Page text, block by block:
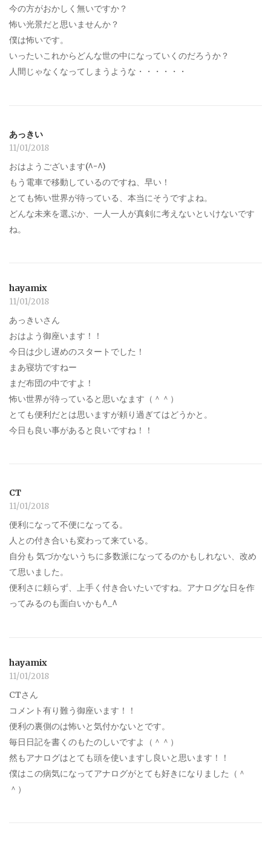
今の方がおかしく無いですか？
怖い光景だと思いませんか？
僕は怖いです。
いったいこれからどんな世の中になっていくのだろうか？
人間じゃなくなってしまうような・・・・・・
あっきい
11/01/2018
おはようございます(^ｰ^)
もう電車で移動しているのですね、早い！
とても怖い世界が待っている、本当にそうですよね。
どんな未来を選ぶか、一人一人が真剣に考えないといけないです
ね。
hayamix
11/01/2018
あっきいさん
おはよう御座います！！
今日は少し遅めのスタートでした！
まあ寝坊ですねー
まだ布団の中ですよ！
怖い世界が待っていると思いなます（＾＾）
とても便利だとは思いますが頼り過ぎてはどうかと。
今日も良い事があると良いですね！！
CT
11/01/2018
便利になって不便になってる。
人との付き合いも変わって来ている。
自分も 気づかないうちに多数派になってるのかもしれない、改め
て思いました。
便利さに頼らず、上手く付き合いたいですね。アナログな日を作
ってみるのも面白いかも^_^
hayamix
11/01/2018
CTさん
コメント有り難う御座います！！
便利の裏側のは怖いと気付かないとです。
毎日日記を書くのもたのしいですよ（＾＾）
然もアナログはとても頭を使いますし良いと思います！！
僕はこの病気になってアナログがとても好きになりました（＾
＾）